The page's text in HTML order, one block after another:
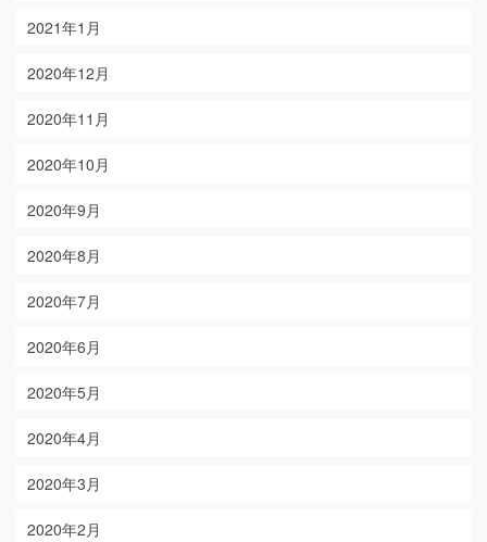
2021年1月
2020年12月
2020年11月
2020年10月
2020年9月
2020年8月
2020年7月
2020年6月
2020年5月
2020年4月
2020年3月
2020年2月